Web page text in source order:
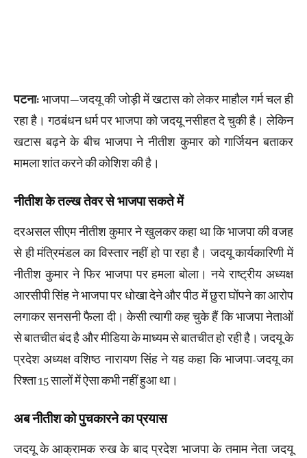
पटना:भाजपा—जदयू की जोड़ी में खटास को लेकर माहौल गर्म चल ही
रहा है। गठबंधन धर्म पर भाजपा को जदयू नसीहत दे चुकी है। लेकिन
खटास बढ़ने के बीच भाजपा ने नीतीश कुमार को गार्जियन बताकर
मामला शांत करने की कोशिश की है।
नीतीश के तल्ख तेवर से भाजपा सकते में
दरअसल सीएम नीतीश कुमार ने खुलकर कहा था कि भाजपा की वजह
से ही मंत्रिमंडल का विस्तार नहीं हो पा रहा है। जदयू कार्यकारिणी में
नीतीश कुमार ने फिर भाजपा पर हमला बोला। नये राष्ट्रीय अध्यक्ष
आरसीपी सिंह ने भाजपा पर धोखा देने और पीठ में छुरा घोंपने का आरोप
लगाकर सनसनी फैला दी। केसी त्यागी कह चुके हैं कि भाजपा नेताओं
से बातचीत बंद है और मीडिया के माध्यम से बातचीत हो रही है। जदयू के
प्रदेश अध्यक्ष वशिष्ठ नारायण सिंह ने यह कहा कि भाजपा-जदयू का
रिश्ता 15 सालों में ऐसा कभी नहीं हुआ था।
अब नीतीश को पुचकारने का प्रयास
जदयू के आक्रामक रुख के बाद प्रदेश भाजपा के तमाम नेता जदयू